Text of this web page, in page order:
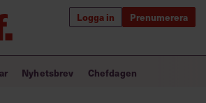
Logga in Prenumerera
förändrar världen
Nyhetsbrev Chefdagen